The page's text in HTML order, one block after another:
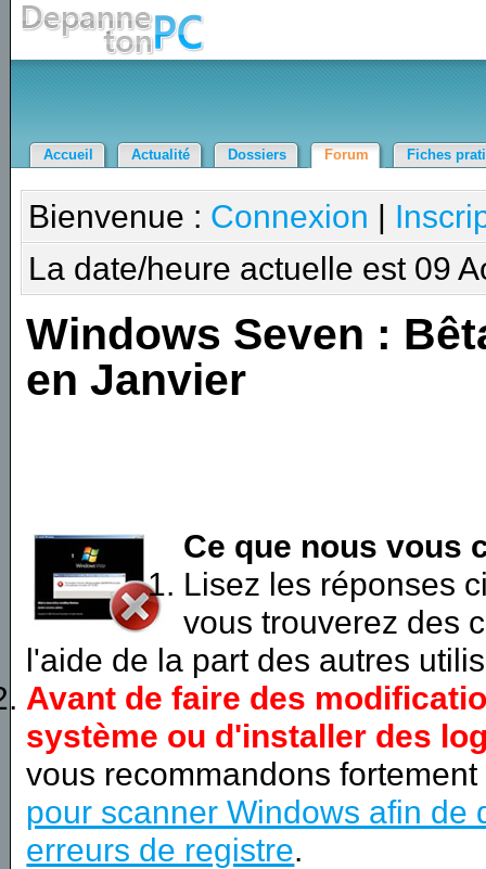
Accueil Actualité Dossiers Forum Fiches
Bienvenue : Connexion |
La date/heure actuelle est 09
Windows Seven :
en Janvier
Ce que nous vous
Lisez les réponses
vous trouverez des
l'aide de la part des autres
Avant de faire des
système ou d'installer des
vous recommandons
pour scanner Windows afin de
erreurs de registre.